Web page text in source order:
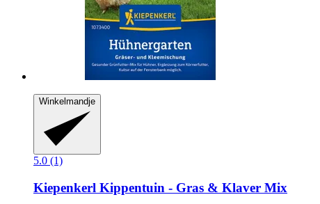
Winkelmandje
5.0 (1)
Kiepenkerl Kippentuin -​ Gras & Klaver Mix